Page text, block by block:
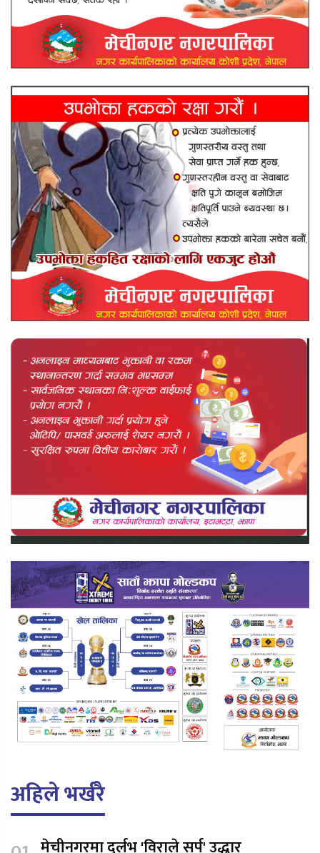
अहिले भर्खरै